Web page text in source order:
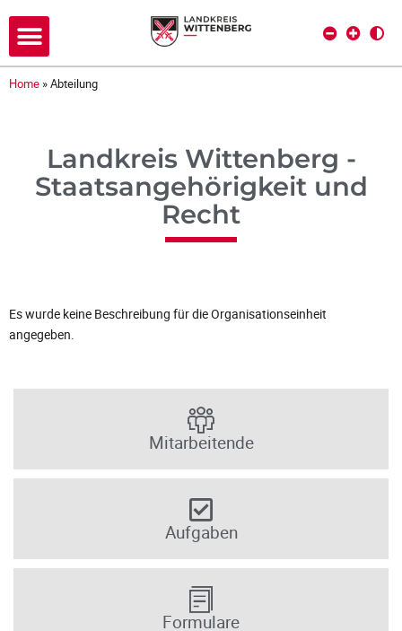
Home »Abteilung
Landkreis Wittenberg -
Staatsangehörigkeit und
Recht
Es wurde keine Beschreibung für die Organisationseinheit
angegeben.
Mitarbeitende
Aufgaben
Formulare